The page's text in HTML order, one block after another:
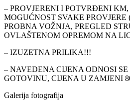
– PROVJERENI I POTVRĐENI
MOGUĆNOST SVAKE
PROBNA VOŽNJA, PREGLED
OVLAŠTENOM OPREMOM NA
– IZUZETNA PRILIKA!!!
– NAVEDENA CIJENA ODNOSI
GOTOVINU, CIJENA U ZAMJENI
Galerija fotografija